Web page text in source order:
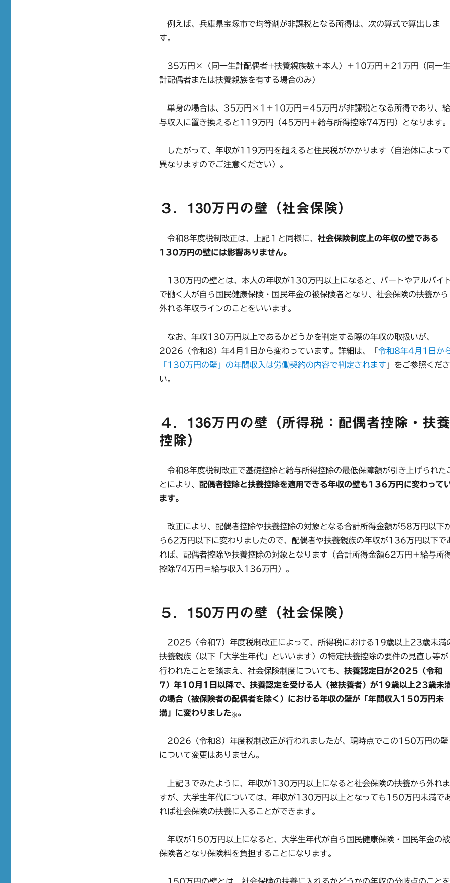
例えば、兵庫県宝塚市で均等割が非課税となる所得は、次の算式で算出しま
す。
35万円×（同一生計配偶者+扶養親族数＋本人）＋10万円＋21万円（同一生
計配偶者または扶養親族を有する場合のみ）
単身の場合は、35万円×1＋10万円＝45万円が非課税となる所得であり、給
与収入に置き換えると119万円（45万円＋給与所得控除74万円）となります。
したがって、年収が119万円を超えると住民税がかかります（自治体によって
異なりますのでご注意ください）。
３．130万円の壁（社会保険）
令和8年度税制改正は、上記１と同様に、 社会保険制度上の年収の壁である
130万円の壁には影響ありません。
130万円の壁とは、本人の年収が130万円以上になると、パートやアルバイ
で働く人が自ら国民健康保険・国民年金の被保険者となり、社会保険の扶養から
外れる年収ラインのことをいいます。
なお、年収130万円以上であるかどうかを判定する際の年収の取扱いが、
2026（令和8）年4月1日から変わっています。詳細は、「 令和8年4月1日か
「130万円の壁」の年間収入は労働契約の内容で判定されます 」をご参照くださ
い。
４．136万円の壁（所得税：配偶者控除・扶養
控除）
令和8年度税制改正で基礎控除と給与所得控除の最低保障額が引き上げられた
とにより、 配偶者控除と扶養控除を適用できる年収の壁も136万円に変わって
ます。
改正により、配偶者控除や扶養控除の対象となる合計所得金額が58万円以下
ら62万円以下に変わりましたので、配偶者や扶養親族の年収が136万円以下で
れば、配偶者控除や扶養控除の対象となります（合計所得金額62万円＋給与所
控除74万円＝給与収入136万円）。
５．150万円の壁（社会保険）
2025（令和7）年度税制改正によって、所得税における19歳以上23歳未満
扶養親族（以下「大学生年代」といいます）の特定扶養控除の要件の見直し等が
行われたことを踏まえ、社会保険制度についても、 扶養認定日が2025（令和
7）年10月1日以降で、扶養認定を受ける人（被扶養者）が19歳以上23歳未
の場合（被保険者の配偶者を除く）における年収の壁が「年間収入150万円未
満」に変わりました※。
2026（令和8）年度税制改正が行われましたが、現時点でこの150万円の壁
について変更はありません。
上記３でみたように、年収が130万円以上になると社会保険の扶養から外れま
すが、大学生年代については、年収が130万円以上となっても150万円未満で
れば社会保険の扶養に入ることができます。
年収が150万円以上になると、大学生年代が自ら国民健康保険・国民年金の被
保険者となり保険料を負担することになります。